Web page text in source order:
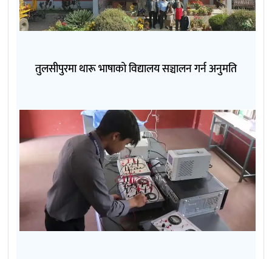
तुलसीपुरमा थारू भाषाको विद्यालय सञ्चालन गर्न अनुमति